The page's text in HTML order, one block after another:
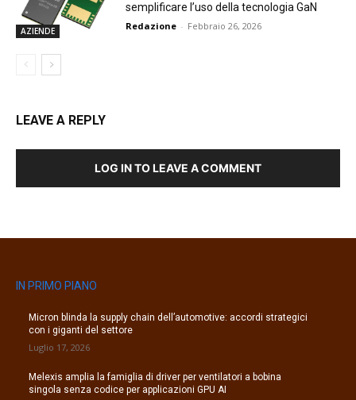
AZIENDE
semplificare l’uso della tecnologia GaN
Redazione - Febbraio 26, 2026
LEAVE A REPLY
LOG IN TO LEAVE A COMMENT
IN PRIMO PIANO
Micron blinda la supply chain dell’automotive: accordi strategici
con i giganti del settore
Luglio 17, 2026
Melexis amplia la famiglia di driver per ventilatori a bobina
singola senza codice per applicazioni GPU AI